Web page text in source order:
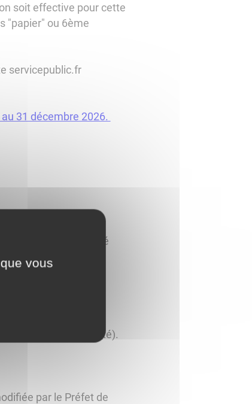
soit effective pour cette
"papier" ou 6ème
servicepublic.fr
31 décembre 2026.
valider votre identité
pas inscrite sur la
communale
regard de l'élection
d'un titre d'identité).
par le Préfet de
vous